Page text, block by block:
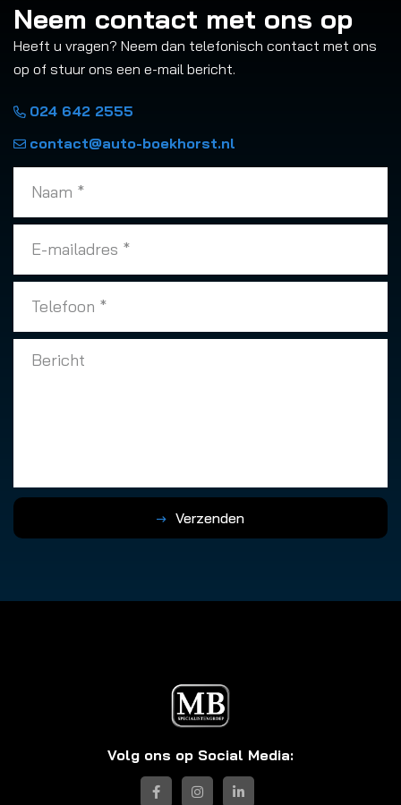
Neem contact met ons op
Heeft u vragen? Neem dan telefonisch contact met ons
op of stuur ons een e-mail bericht.
024 642 2555
contact@auto-boekhorst.nl
Verzenden
Volg ons op Social Media: